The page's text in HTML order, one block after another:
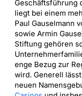
Geschäftsführung
liegt bei einem
Paul Gauselmann
sowie Armin
Stiftung gehören
enge Bezug zur
wird. Generell
neuen